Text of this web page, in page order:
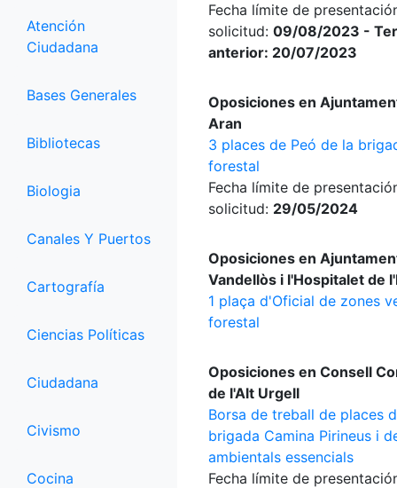
Atención
Ciudadana
Bases Generales
Bibliotecas
Biologia
Canales Y Puertos
Cartografía
Ciencias Políticas
Ciudadana
Civismo
Cocina
Fecha límite de
solicitud: 09/08/2023 -
anterior: 20/07/2023
Oposiciones en
Aran
3 places de Peó de la
forestal
Fecha límite de
solicitud: 29/05/2024
Oposiciones en
Vandellòs i l'Hospitalet de
1 plaça d'Oficial de zones
forestal
Oposiciones en Consell
de l'Alt Urgell
Borsa de treball de places
brigada Camina Pirineus i
ambientals essencials
Fecha límite de